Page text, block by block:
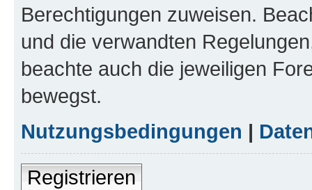
Berechtigungen zuweisen.
und die verwandten
beachte auch die jeweiligen
bewegst.
Nutzungsbedingungen |
Registrieren